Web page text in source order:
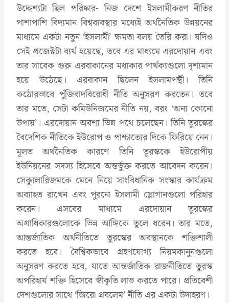
উদ্দেশ্যটা ছিল পরিষ্কার- নিজ দেশে ইসলামীকরণ নীতির
পাশাপাশি বিদ্যমান বিশ্বব্যবস্থার মধ্যেই অর্থনৈতিক উন্নয়নের
মাধ্যমে একটা নতুন ‘ইসলামী’ ক্ষমতা বলয় তৈরি করা। যদিও
সেই প্রজেক্টটা ব্যর্থ হয়েছে, তবে এর মাধ্যমে এরদোয়ান এবং
তার সাবেক গুরু এরবাকানের মধ্যকার পার্থক্যগুলো দৃশ্যমান
হয়ে উঠেছে। এরবাকান ছিলেন ইসলামপন্থী। তিনি
কঠোরভাবে পুঁজিবাদবিরোধী নীতি অনুসরণ করতেন। তবে
তার মতে, সেটা কমিউনিজমের নীতি নয়, বরং ‘অন্য কোনো
উপায়’। এরদোয়ান অবশ্য ভিন্ন পথে চলেছেন। তিনি তুরস্কের
বৈদেশিক নীতিকে ইউরোপ ও পাশ্চাত্যের দিকে ফিরিয়ে নেন।
মূলত অর্থনৈতিক কারণে তিনি তুরস্ককে ইউরোপীয়
ইউনিয়নের সদস্য হিসেবে অন্তর্ভুক্ত করতে আবেদন করেন।
সেক্যুলারিজমকে মেনে নিয়ে সাংবিধানিক সংস্কার কার্যক্রম
অব্যাহত রাখেন এবং পুরনো ইসলামী স্লোগানগুলো পরিহার
করেন। এসবের মাধ্যমে এরদোয়ান তুরস্কের
অগ্রাধিকারগুলোকে ভিন্ন আঙ্গিকে তুলে ধরেন। তার মতে,
আন্তর্জাতিক অর্থনীতিতে তুরস্কের অবস্থানকে শক্তিশালী
করতে হবে। বৈশ্বিকভাবে গ্রহণযোগ্য নিয়মকানুনগুলো
অনুসরণ করতে হবে, যাতে আন্তর্জাতিক রাজনীতিতে তুরস্ক
অপরিহার্য শক্তি হিসেবে স্বীকৃতি লাভ করতে পারে। প্রতিবেশী
দেশগুলোর সাথে ‘জিরো প্রবলেম’ নীতি এর একটা উদাহরণ।